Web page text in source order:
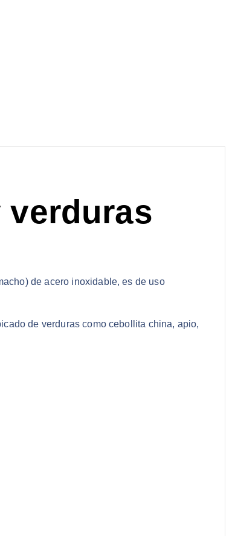
verduras
de acero inoxidable, es de uso
de verduras como cebollita china, apio,